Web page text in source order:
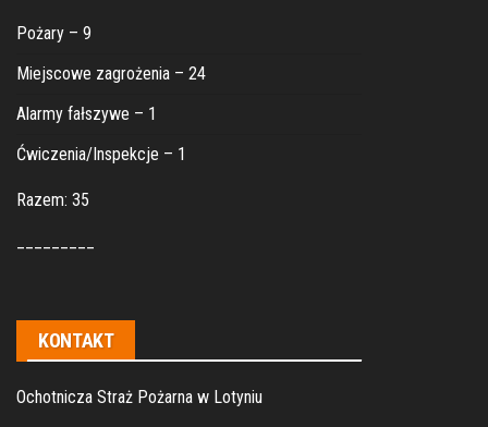
Pożary – 9
Miejscowe zagrożenia – 24
Alarmy fałszywe – 1
Ćwiczenia/Inspekcje – 1
Razem: 35
KONTAKT
Ochotnicza Straż Pożarna w Lotyniu